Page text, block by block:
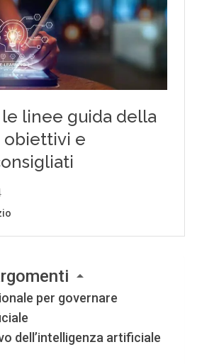
per governare
dell’intelligenza artificiale